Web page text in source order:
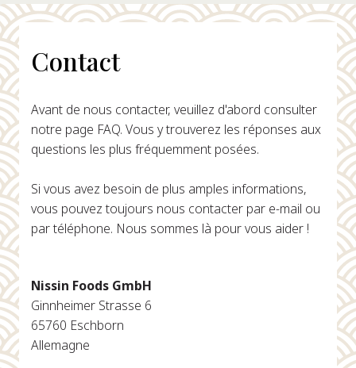
Contact
Avant de nous contacter, veuillez d'abord consulter
notre page FAQ. Vous y trouverez les réponses aux
questions les plus fréquemment posées.
Si vous avez besoin de plus amples informations,
vous pouvez toujours nous contacter par e-mail ou
par téléphone. Nous sommes là pour vous aider !
Nissin Foods GmbH
Ginnheimer Strasse 6
65760 Eschborn
Allemagne